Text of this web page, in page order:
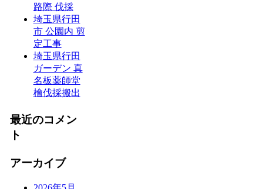
路際 伐採
埼玉県行田
市 公園内 剪
定工事
埼玉県行田
ガーデン 真
名板薬師堂
檜伐採搬出
最近のコメン
ト
アーカイブ